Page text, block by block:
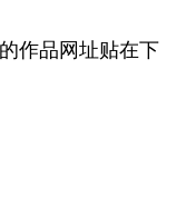
作品网址贴在下